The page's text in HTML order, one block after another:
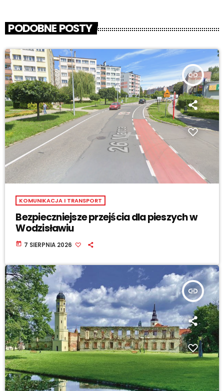
PODOBNE POSTY
insert_link
KOMUNIKACJA I TRANSPORT
Bezpieczniejsze przejścia dla pieszych w
Wodzisławiu
today 7 SIERPNIA 2026
insert_link